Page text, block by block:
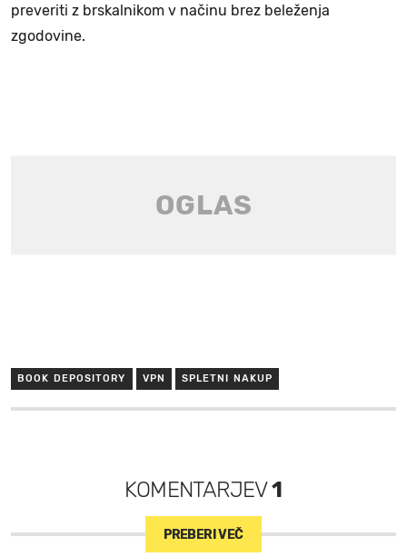
preveriti z brskalnikom v načinu brez beleženja
zgodovine.
BOOK DEPOSITORY VPN SPLETNI NAKUP
KOMENTARJEV1
PREBERI VEČ